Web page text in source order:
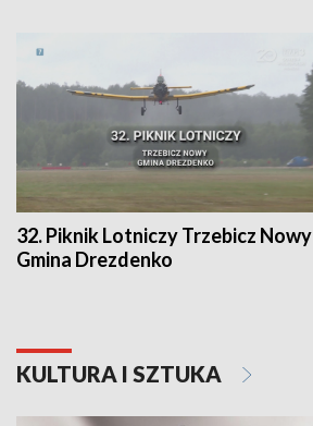
32. Piknik Lotniczy Trzebicz Nowy
Gmina Drezdenko
KULTURA I SZTUKA